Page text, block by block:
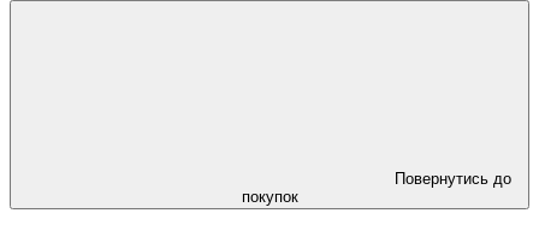
Повернутись до
покупок